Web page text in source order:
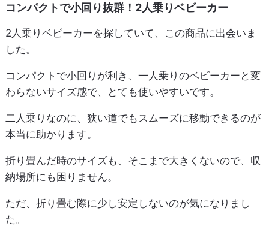
コンパクトで小回り抜群！2人乗りベビーカー
2人乗りベビーカーを探していて、この商品に出会いま
した。
コンパクトで小回りが利き、一人乗りのベビーカーと変
わらないサイズ感で、とても使いやすいです。
二人乗りなのに、狭い道でもスムーズに移動できるのが
本当に助かります。
折り畳んだ時のサイズも、そこまで大きくないので、収
納場所にも困りません。
ただ、折り畳む際に少し安定しないのが気になりまし
た。